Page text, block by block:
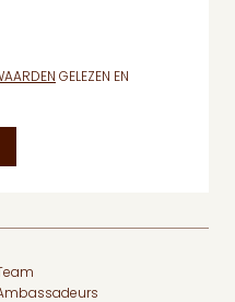
GELEZEN EN
Team